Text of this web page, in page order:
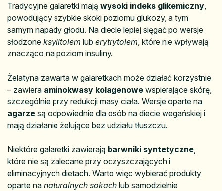
Tradycyjne galaretki mają wysoki indeks glikemiczny
powodujący szybkie skoki poziomu glukozy, a tym
samym napady głodu. Na diecie lepiej sięgać po wersje
słodzone ksylitolem lub erytrytolem , które nie wpływają
znacząco na poziom insuliny.
Żelatyna zawarta w galaretkach może działać korzystnie
– zawiera aminokwasy kolagenowe wspierające skórę,
szczególnie przy redukcji masy ciała. Wersje oparte na
agarze są odpowiednie dla osób na diecie wegańskiej i
mają działanie żelujące bez udziału tłuszczu.
Niektóre galaretki zawierają barwniki syntetyczne
które nie są zalecane przy oczyszczających i
eliminacyjnych dietach. Warto więc wybierać produkty
oparte na naturalnych sokach lub samodzielnie